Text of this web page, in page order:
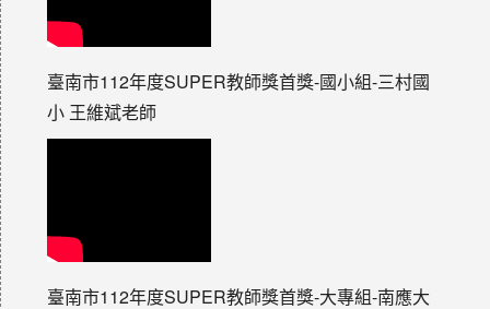
臺南市112年度SUPER教師獎首獎-國小組-三村國
小 王維斌老師
臺南市112年度SUPER教師獎首獎-大專組-南應大